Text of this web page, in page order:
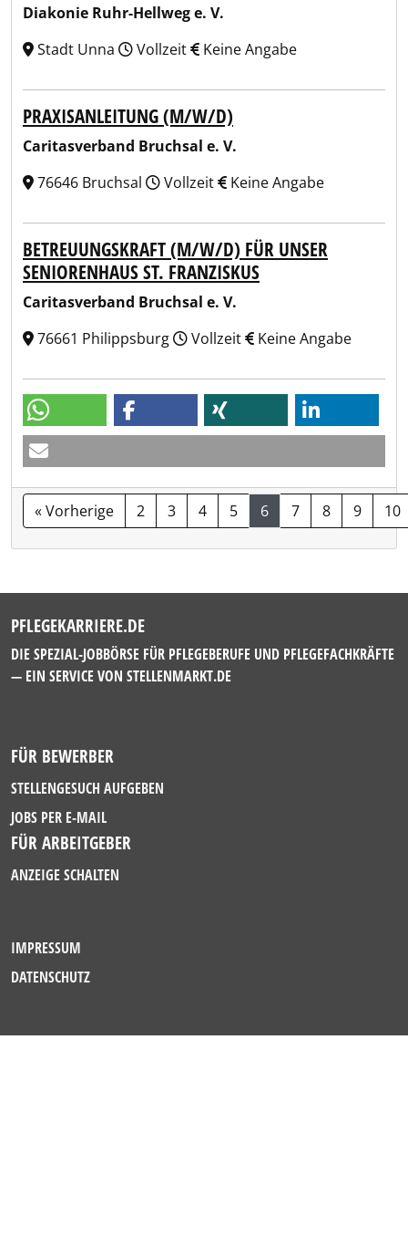
Diakonie Ruhr-Hellweg e. V.
Stadt Unna
Vollzeit Keine Angabe
PRAXISANLEITUNG (M/W/D)
Caritasverband Bruchsal e. V.
76646 Bruchsal
Vollzeit Keine Angabe
BETREUUNGSKRAFT (M/W/D) FÜR UNSER
SENIORENHAUS ST. FRANZISKUS
Caritasverband Bruchsal e. V.
76661 Philippsburg
Vollzeit Keine Angabe
« Vorherige 2 3 4 5 6 7 8 9 10
PFLEGEKARRIERE.DE
DIE SPEZIAL-JOBBÖRSE FÜR PFLEGEBERUFE UND PFLEGEFACHKRÄFTE
— EIN SERVICE VON STELLENMARKT.DE
FÜR BEWERBER
STELLENGESUCH AUFGEBEN
JOBS PER E-MAIL
FÜR ARBEITGEBER
ANZEIGE SCHALTEN
IMPRESSUM
DATENSCHUTZ